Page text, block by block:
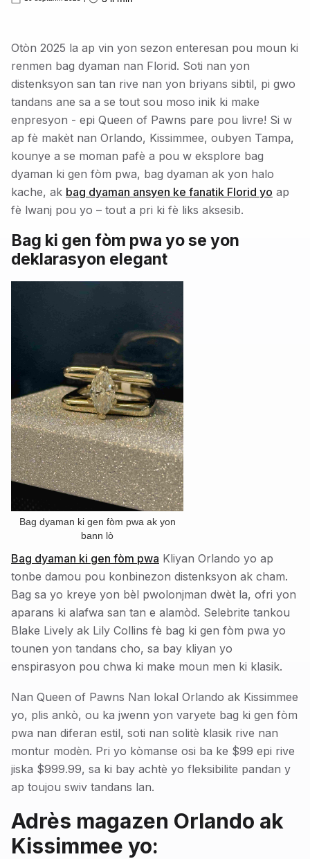
Otòn 2025 la ap vin yon sezon enteresan pou moun ki
renmen bag dyaman nan Florid. Soti nan yon
distenksyon san tan rive nan yon briyans sibtil, pi gwo
tandans ane sa a se tout sou moso inik ki make
enpresyon - epi Queen of Pawns pare pou livre! Si w
ap fè makèt nan Orlando, Kissimmee, oubyen Tampa,
kounye a se moman pafè a pou w eksplore bag
dyaman ki gen fòm pwa, bag dyaman ak yon halo
kache, ak bag dyaman ansyen ke fanatik Florid yo ap
fè lwanj pou yo – tout a pri ki fè liks aksesib.
Bag ki gen fòm pwa yo se yon
deklarasyon elegant
Bag dyaman ki gen fòm pwa ak yon
bann lò
Bag dyaman ki gen fòm pwa Kliyan Orlando yo ap
tonbe damou pou konbinezon distenksyon ak cham.
Bag sa yo kreye yon bèl pwolonjman dwèt la, ofri yon
aparans ki alafwa san tan e alamòd. Selebrite tankou
Blake Lively ak Lily Collins fè bag ki gen fòm pwa yo
tounen yon tandans cho, sa bay kliyan yo
enspirasyon pou chwa ki make moun men ki klasik.
Nan Queen of Pawns Nan lokal Orlando ak Kissimmee
yo, plis ankò, ou ka jwenn yon varyete bag ki gen fòm
pwa nan diferan estil, soti nan solitè klasik rive nan
montur modèn. Pri yo kòmanse osi ba ke $99 epi rive
jiska $999.99, sa ki bay achtè yo fleksibilite pandan y
ap toujou swiv tandans lan.
Adrès magazen Orlando ak
Kissimmee yo: